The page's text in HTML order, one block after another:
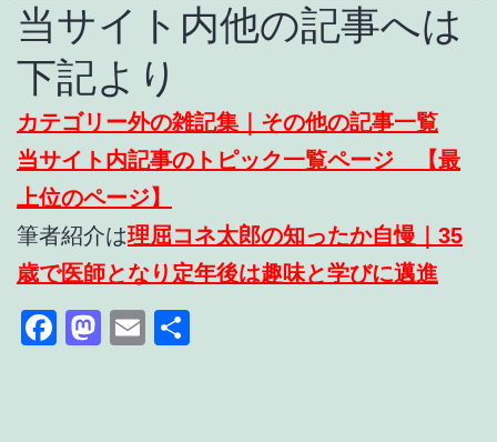
当サイト内他の記事へは
下記より
カテゴリー外の雑記集｜その他の記事一覧
当サイト内記事のトピック一覧ページ 【最
上位のページ】
筆者紹介は理屈コネ太郎の知ったか自慢｜35
歳で医師となり定年後は趣味と学びに邁進
Facebook
Mastodon
Email